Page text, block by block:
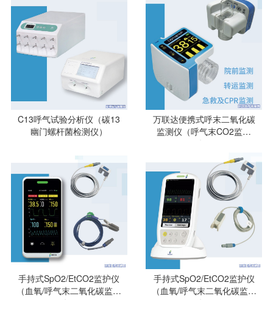
C13呼气试验分析仪（碳13
幽门螺杆菌检测仪）
万联达便携式呼末二氧化碳
监测仪（呼气末CO2监测
仪）
手持式SpO2/EtCO2监护仪
（血氧/呼气末二氧化碳监测
仪）
手持式SpO2/EtCO2监护仪
（血氧/呼气末二氧化碳监测
仪）